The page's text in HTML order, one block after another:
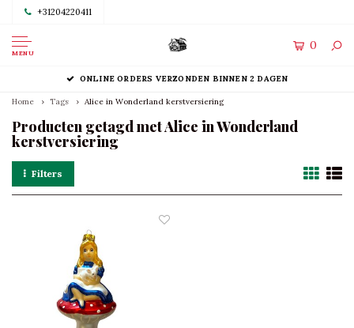
+31204220411
MENU
0
ONLINE ORDERS VERZONDEN BINNEN 2 DAGEN
Home Tags Alice in Wonderland kerstversiering
Producten getagd met Alice in Wonderland
kerstversiering
Filters